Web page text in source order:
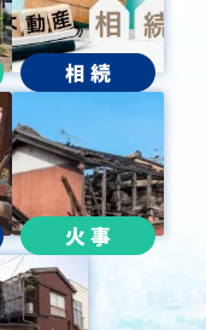
相 続
火 事